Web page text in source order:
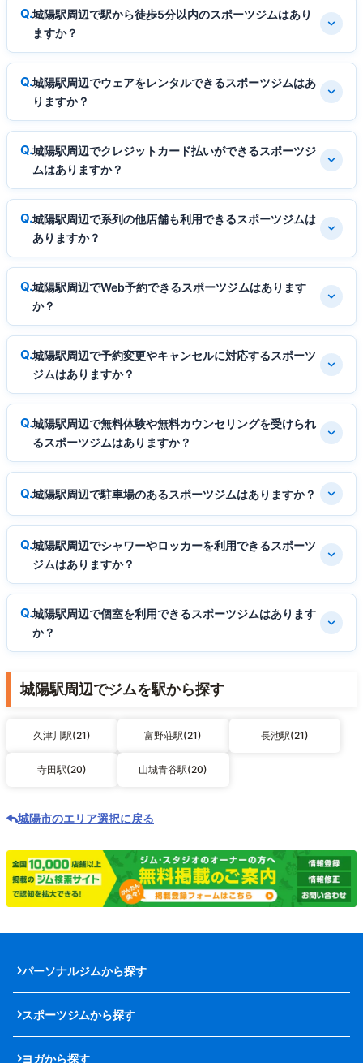
城陽駅周辺で駅から徒歩5分以内のスポーツジムはあり
ますか？
城陽駅周辺でウェアをレンタルできるスポーツジムはあ
りますか？
城陽駅周辺でクレジットカード払いができるスポーツジ
ムはありますか？
城陽駅周辺で系列の他店舗も利用できるスポーツジムは
ありますか？
城陽駅周辺でWeb予約できるスポーツジムはあります
か？
城陽駅周辺で予約変更やキャンセルに対応するスポーツ
ジムはありますか？
城陽駅周辺で無料体験や無料カウンセリングを受けられ
るスポーツジムはありますか？
城陽駅周辺で駐車場のあるスポーツジムはありますか？
城陽駅周辺でシャワーやロッカーを利用できるスポーツ
ジムはありますか？
城陽駅周辺で個室を利用できるスポーツジムはあります
か？
城陽駅周辺でジムを駅から探す
久津川駅(21) 富野荘駅(21) 長池駅(21)
寺田駅(20) 山城青谷駅(20)
城陽市のエリア選択に戻る
パーソナルジムから探す
スポーツジムから探す
ヨガから探す